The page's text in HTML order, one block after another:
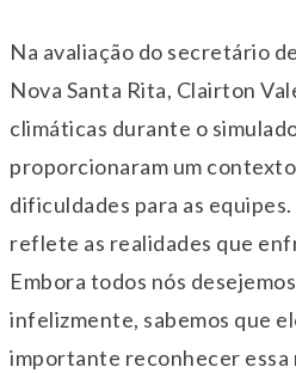
Na avaliação do secretário
Nova Santa Rita, Clairton
climáticas durante o
proporcionaram um
dificuldades para as
reflete as realidades que
Embora todos nós
infelizmente, sabemos que
importante reconhecer essa